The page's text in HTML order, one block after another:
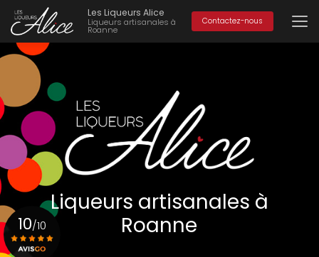
Aller
contenu
principal
Les Liqueurs Alice
Liqueurs artisanales à
Roanne
Contactez-nous
Liqueurs artisanales à
Roanne
10/10